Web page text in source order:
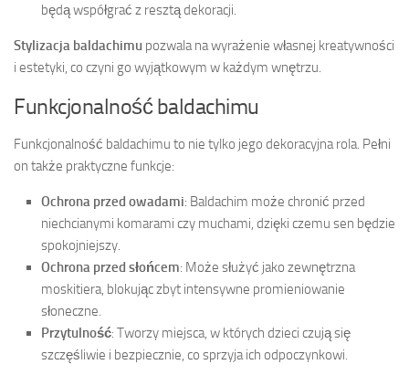
będą współgrać z resztą dekoracji.
Stylizacja baldachimu pozwala na wyrażenie własnej kreatywności
i estetyki, co czyni go wyjątkowym w każdym wnętrzu.
Funkcjonalność baldachimu
Funkcjonalność baldachimu to nie tylko jego dekoracyjna rola. Pełni
on także praktyczne funkcje:
Ochrona przed owadami: Baldachim może chronić przed
niechcianymi komarami czy muchami, dzięki czemu sen będzie
spokojniejszy.
Ochrona przed słońcem: Może służyć jako zewnętrzna
moskitiera, blokując zbyt intensywne promieniowanie
słoneczne.
Przytulność: Tworzy miejsca, w których dzieci czują się
szczęśliwie i bezpiecznie, co sprzyja ich odpoczynkowi.